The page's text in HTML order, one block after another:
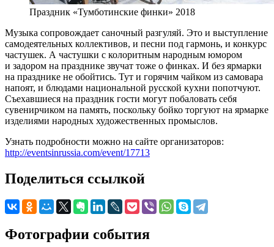
Праздник «Тумботинские финки» 2018
Музыка сопровождает саночный разгуляй. Это и выступление
самодеятельных коллективов, и песни под гармонь, и конкурс
частушек. А частушки с колоритным народным юмором
и задором на празднике звучат тоже о финках. И без ярмарки
на празднике не обойтись. Тут и горячим чайком из самовара
напоят, и блюдами национальной русской кухни попотчуют.
Съехавшиеся на праздник гости могут побаловать себя
сувенирчиком на память, поскольку бойко торгуют на ярмарке
изделиями народных художественных промыслов.
Узнать подробности можно на сайте организаторов:
http://eventsinrussia.com/event/17713
Поделиться ссылкой
Фотографии события